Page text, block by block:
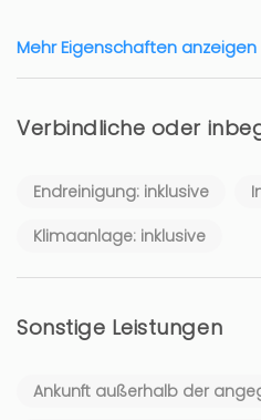
Mehr Eigenschaften anzeigen
Verbindliche oder
Endreinigung: inklusive
Klimaanlage: inklusive
Sonstige Leistungen
Ankunft außerhalb der